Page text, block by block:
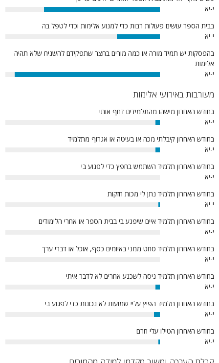
י-יא
75%
בבית הספר עושים פעולות רבות כדי למנוע אלימות וכדי לטפל בה
י-יא
28%
בהפסקות יש תמיד מורה או כמה מורים בחצר שתפקידם להשגיח שלא תהיה
אלימות
י-יא
94%
מעורבות באירועי אלימות
בחודש האחרון מישהו מהתלמידים דחף אותי
י-יא
3%
בחודש האחרון קיבלתי מכה או בעיטה או אגרוף מתלמיד
י-יא
3%
בחודש האחרון תלמיד השתמש בחפץ כדי לפגוע בי
י-יא
בחודש האחרון תלמיד נתן לי מכות חזקות
י-יא
1%
בחודש האחרון תלמיד איים שיפגע בי בבית הספר או אחרי הלימודים
י-יא
בחודש האחרון תלמיד סחט ממני באיומים כסף, אוכל או דברי ערך
י-יא
בחודש האחרון תלמיד ניסה לשכנע אחרים לא לדבר איתי
י-יא
3%
בחודש האחרון תלמיד הפיץ עליי שמועות לא נכונות כדי לפגוע בי
י-יא
4%
בחודש האחרון הטילו עלי חרם
י-יא
1%